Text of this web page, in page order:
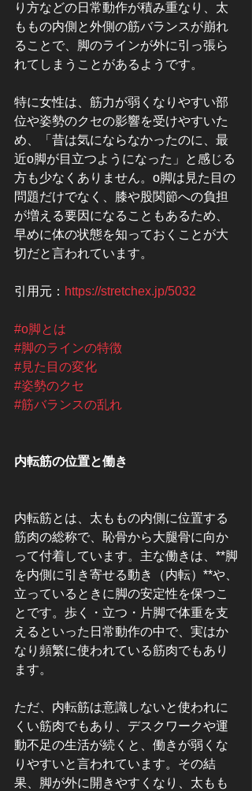
り方などの日常動作が積み重なり、太
ももの内側と外側の筋バランスが崩れ
ることで、脚のラインが外に引っ張ら
れてしまうことがあるようです。
特に女性は、筋力が弱くなりやすい部
位や姿勢のクセの影響を受けやすいた
め、「昔は気にならなかったのに、最
近o脚が目立つようになった」と感じる
方も少なくありません。o脚は見た目の
問題だけでなく、膝や股関節への負担
が増える要因になることもあるため、
早めに体の状態を知っておくことが大
切だと言われています。
引用元： https://stretchex.jp/5032
#o脚とは
#脚のラインの特徴
#見た目の変化
#姿勢のクセ
#筋バランスの乱れ
内転筋の位置と働き
内転筋とは、太ももの内側に位置する
筋肉の総称で、恥骨から大腿骨に向か
って付着しています。主な働きは、**脚
を内側に引き寄せる動き（内転）**や、
立っているときに脚の安定性を保つこ
とです。歩く・立つ・片脚で体重を支
えるといった日常動作の中で、実はか
なり頻繁に使われている筋肉でもあり
ます。
ただ、内転筋は意識しないと使われに
くい筋肉でもあり、デスクワークや運
動不足の生活が続くと、働きが弱くな
りやすいと言われています。その結
果、脚が外に開きやすくなり、太もも